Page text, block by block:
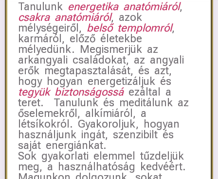
Tanulunk energetika anatómiáról,
csakra anatómiáról, azok
mélységeiről, belső templomról,
karmáról, előző életekbe
mélyedünk. Megismerjük az
arkangyali családokat, az angyali
erők megtapasztalását, és azt,
hogy hogyan energetizáljuk és
tegyük biztonságossáezáltal a
teret. Tanulunk és meditálunk az
őselemekről, alkímiáról, a
létsíkokról. Gyakoroljuk, hogyan
használjunk ingát, szenzibilt és
saját energiánkat.
Sok gyakorlati elemmel tűzdeljük
meg, a használhatóság kedvéért.